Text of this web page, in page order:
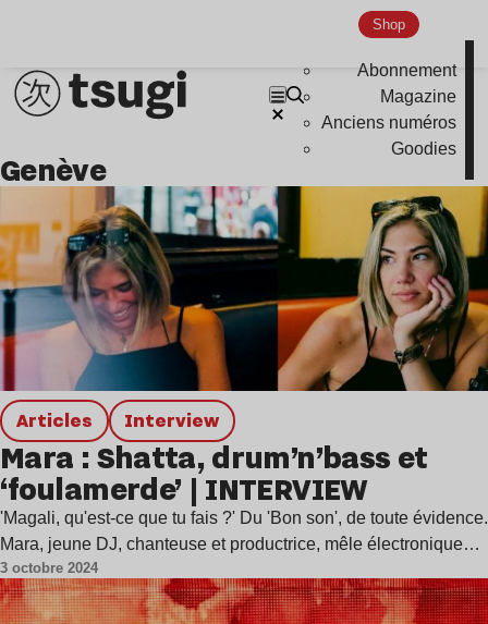
Shop
Abonnement
Magazine
Anciens numéros
Goodies
genève
Articles interview
Mara : Shatta, drum’n’bass et
‘foulamerde’ | INTERVIEW
'Magali, qu'est-ce que tu fais ?' Du 'Bon son', de toute évidence.
Mara, jeune DJ, chanteuse et productrice, mêle électronique…
3 octobre 2024